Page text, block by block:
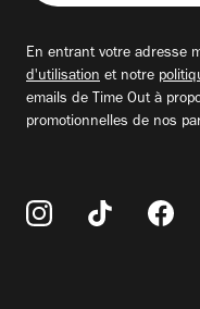
adresse
En entrant votre adresse
d'utilisation et notre
emails de Time Out à
promotionnelles de nos